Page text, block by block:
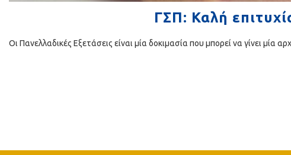
ΓΣΠ: Καλή
Oι Πανελλαδικές Εξετάσεις είναι μία δοκιμασία που μπορεί να γίνει